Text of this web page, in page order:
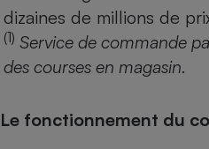
dizaines de millions de
(1) Service de commande
des courses en magasin.
Le fonctionnement du